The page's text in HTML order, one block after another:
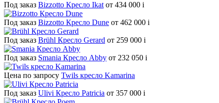
Под заказ Bizzotto Кресло Ikat от 434 000 i
Под заказ Bizzotto Кресло Dune от 462 000 i
Под заказ Brühl Кресло Gerard от 259 000 i
Под заказ Smania Кресло Abby от 232 050 i
Цена по запросу Twils кресло Kamarina
Под заказ Ulivi Кресло Patricia от 357 000 i